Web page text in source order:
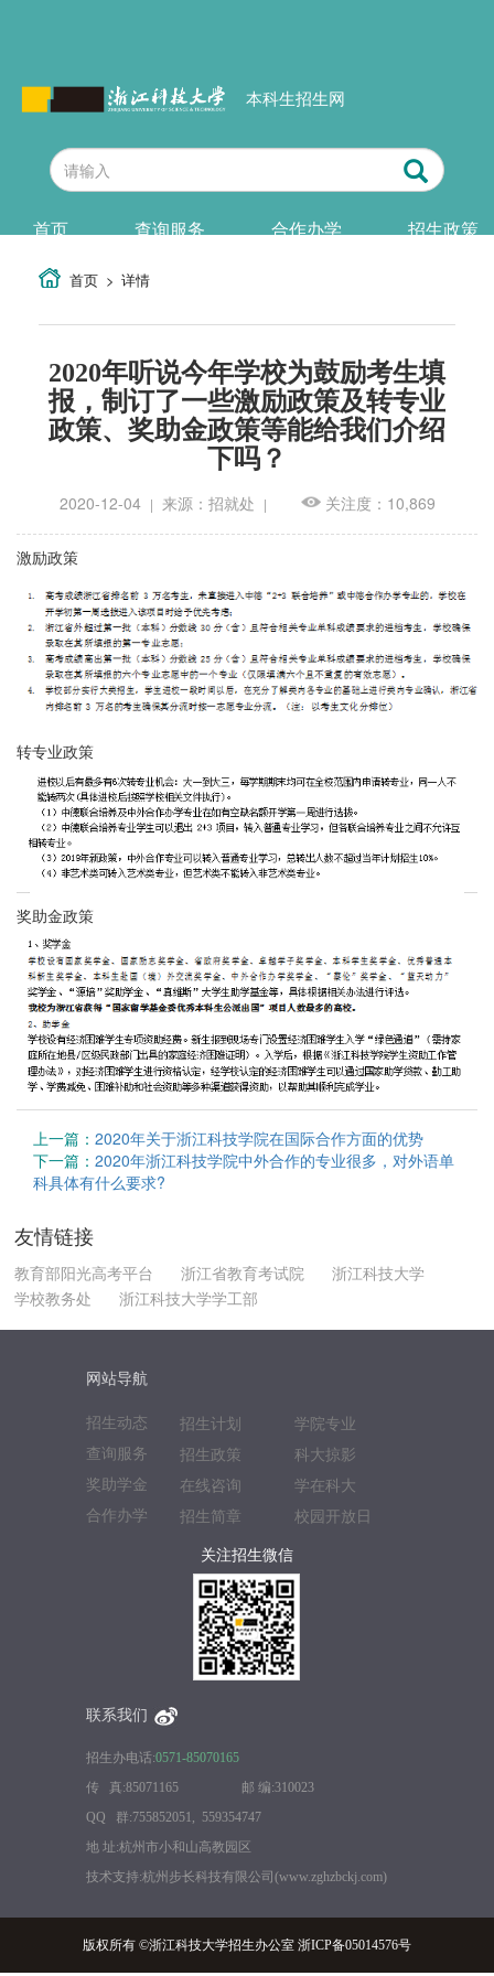
本科生招生网
首页 查询服务 合作办学 招生政策
首页 详情
2020年听说今年学校为鼓励考生填
报，制订了一些激励政策及转专业
政策、奖助金政策等能给我们介绍
下吗？
2020-12-04 | 来源：招就处 | 关注度：10,869
激励政策
转专业政策
奖助金政策
上一篇： 2020年关于浙江科技学院在国际合作方面的优势
下一篇： 2020年浙江科技学院中外合作的专业很多，对外语单
科具体有什么要求?
友情链接
教育部阳光高考平台 浙江省教育考试院
浙江科技大学
学校教务处
浙江科技大学学工部
网站导航
招生动态
查询服务
奖助学金
合作办学
招生计划
招生政策
在线咨询
招生简章
学院专业
科大掠影
学在科大
校园开放日
关注招生微信
联系我们
招生办电话:0571-85070165
传 真:85071165 邮 编:310023
QQ 群:755852051, 559354747
地 址:杭州市小和山高教园区
技术支持:杭州步长科技有限公司(www.zghzbckj.com)
版权所有 ©浙江科技大学招生办公室 浙ICP备05014576号